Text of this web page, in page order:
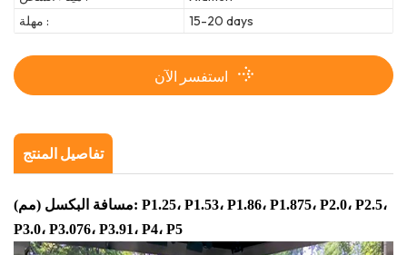
مهلة :
15-20 days
استفسر الآن
تفاصيل المنتج
مسافة البكسل (مم): P1.25، P1.53، P1.86، P1.875، P2.0، P2.5،
P3.0، P3.076، P3.91، P4، P5